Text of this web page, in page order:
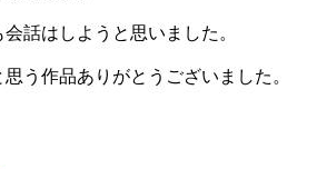
話はしようと思いました。
う作品ありがとうございました。